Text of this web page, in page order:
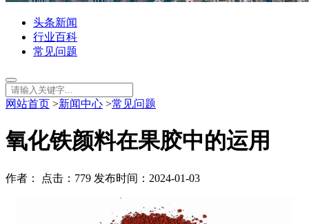
头条新闻
行业百科
常见问题
网站首页 >新闻中心 >常见问题
氧化铁颜料在果胶中的运用
作者： 点击：779 发布时间：2024-01-03